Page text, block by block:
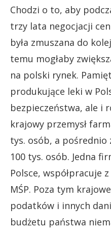
Chodzi o to, aby
trzy lata negocjacji
była zmuszana do
temu mogłaby
na polski rynek.
produkujące leki w
bezpieczeństwa, ale i
krajowy przemysł
tys. osób, a
100 tys. osób. Jedna
Polsce, współpracuje
MŚP. Poza tym
podatków i innych
budżetu państwa